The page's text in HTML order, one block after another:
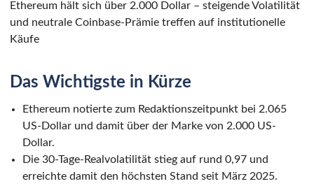
Ethereum hält sich über 2.000 Dollar – steigende Volatilität
und neutrale Coinbase-Prämie treffen auf institutionelle
Käufe
Das Wichtigste in Kürze
Ethereum notierte zum Redaktionszeitpunkt bei 2.065
US-Dollar und damit über der Marke von 2.000 US-
Dollar.
Die 30-Tage-Realvolatilität stieg auf rund 0,97 und
erreichte damit den höchsten Stand seit März 2025.